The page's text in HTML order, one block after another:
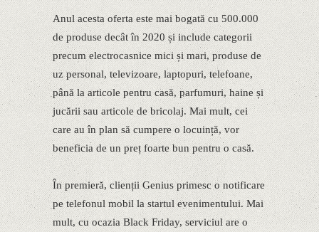
Anul acesta oferta este mai bogată cu 500.000
de produse decât în 2020 și include categorii
precum electrocasnice mici și mari, produse de
uz personal, televizoare, laptopuri, telefoane,
până la articole pentru casă, parfumuri, haine și
jucării sau articole de bricolaj. Mai mult, cei
care au în plan să cumpere o locuință, vor
beneficia de un preț foarte bun pentru o casă.
În premieră, clienții Genius primesc o notificare
pe telefonul mobil la startul evenimentului. Mai
mult, cu ocazia Black Friday, serviciul are o